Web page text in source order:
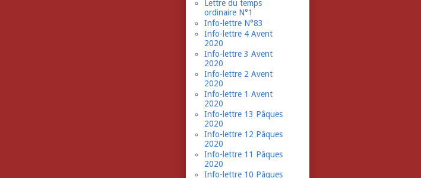
Lettre du temps
ordinaire N°1
Info-lettre N°83
Info-lettre 4 Avent
2020
Info-lettre 3 Avent
2020
Info-lettre 2 Avent
2020
Info-lettre 1 Avent
2020
Info-lettre 13 Pâques
2020
Info-lettre 12 Pâques
2020
Info-lettre 11 Pâques
2020
Info-lettre 10 Pâques